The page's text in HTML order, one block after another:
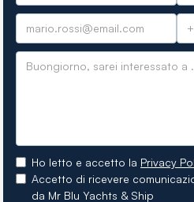
Ho letto e accetto la Privacy
Accetto di ricevere
da Mr Blu Yachts & Ship